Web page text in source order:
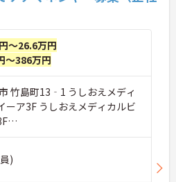
～26.6万円
～386万円
竹島町13‐1 うしおえメディ
ーア3F うしおえメディカルビ
高知駅」バス・車8分
)